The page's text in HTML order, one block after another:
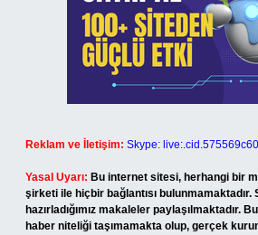
Reklam ve İletişim: Skype:
Yasal Uyarı: Bu internet sitesi, herhangi bir
şirketi ile hiçbir bağlantısı bulunmamaktadır.
hazırladığımız makaleler paylaşılmaktadır.
haber niteliği taşımamakta olup, gerçek